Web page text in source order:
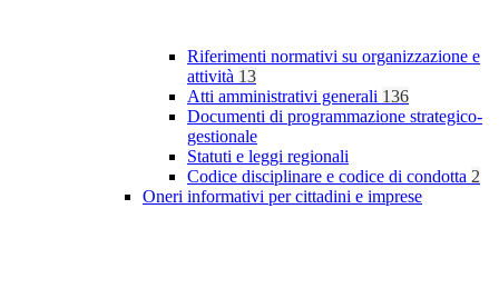
Riferimenti normativi su organizzazione e
attività 13
Atti amministrativi generali 136
Documenti di programmazione strategico-
gestionale
Statuti e leggi regionali
Codice disciplinare e codice di condotta 2
Oneri informativi per cittadini e imprese